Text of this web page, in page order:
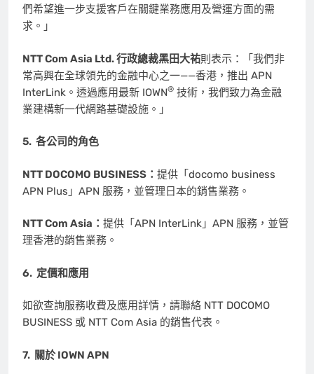
們希望進一步支援客戶在關鍵業務應用及營運方面的需
求。」
NTT Com Asia Ltd. 行政總裁黑田大祐則表示：「我們非
常高興在全球領先的金融中心之一——香港，推出 APN
InterLink。透過應用最新 IOWN® 技術，我們致力為金融
業建構新一代網路基礎設施。」
5. 各公司的角色
NTT DOCOMO BUSINESS： 提供「docomo business
APN Plus」APN 服務，並管理日本的銷售業務。
NTT Com Asia： 提供「APN InterLink」APN 服務，並管
理香港的銷售業務。
6. 定價和應用
如欲查詢服務收費及應用詳情，請聯絡 NTT DOCOMO
BUSINESS 或 NTT Com Asia 的銷售代表。
7. 關於IOWN APN